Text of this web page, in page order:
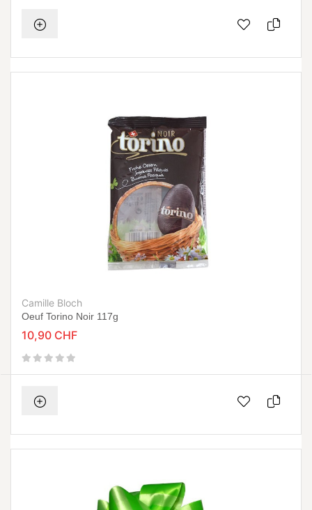
Camille Bloch
Oeuf Torino Noir 117g
10,90 CHF